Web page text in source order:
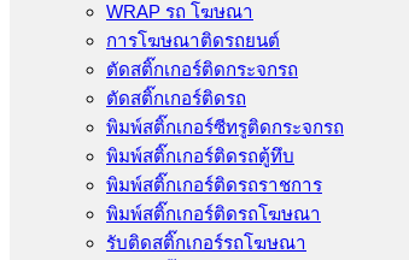
WRAP รถ โฆษณา
การโฆษณาติดรถยนต์
ตัดสติ๊กเกอร์ติดกระจกรถ
ตัดสติ๊กเกอร์ติดรถ
พิมพ์สติ๊กเกอร์ซีทรูติดกระจกรถ
พิมพ์สติ๊กเกอร์ติดรถตู้ทึบ
พิมพ์สติ๊กเกอร์ติดรถราชการ
พิมพ์สติ๊กเกอร์ติดรถโฆษณา
รับติดสติ๊กเกอร์รถโฆษณา